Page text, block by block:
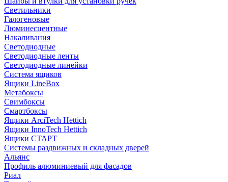
Светильники
Галогеновые
Люминесцентные
Накаливания
Светодиодные
Светодиодные ленты
Светодиодные линейки
Система ящиков
Ящики LineBox
Метабоксы
Свимбоксы
Смартбоксы
Ящики ArciTech Hettich
Ящики InnoTech Hettich
Ящики СТАРТ
Системы раздвижных и складных дверей
Альянс
Профиль алюминиевый для фасадов
Риал